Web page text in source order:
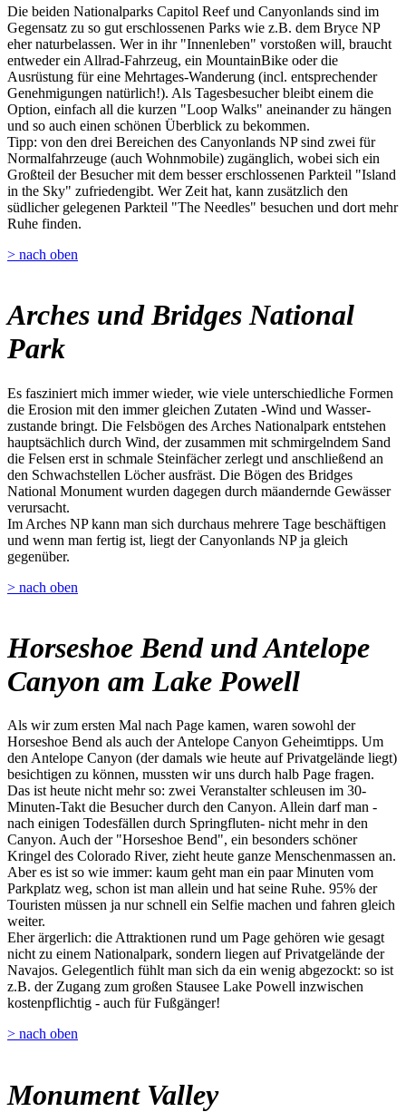
Die beiden Nationalparks Capitol Reef und Canyonlands sind im
Gegensatz zu so gut erschlossenen Parks wie z.B. dem Bryce NP
eher naturbelassen. Wer in ihr "Innenleben" vorstoßen will, braucht
entweder ein Allrad-Fahrzeug, ein MountainBike oder die
Ausrüstung für eine Mehrtages-Wanderung (incl. entsprechender
Genehmigungen natürlich!). Als Tagesbesucher bleibt einem die
Option, einfach all die kurzen "Loop Walks" aneinander zu hängen
und so auch einen schönen Überblick zu bekommen.
Tipp: von den drei Bereichen des Canyonlands NP sind zwei für
Normalfahrzeuge (auch Wohnmobile) zugänglich, wobei sich ein
Großteil der Besucher mit dem besser erschlossenen Parkteil "Island
in the Sky" zufriedengibt. Wer Zeit hat, kann zusätzlich den
südlicher gelegenen Parkteil "The Needles" besuchen und dort mehr
Ruhe finden.
> nach oben
Arches und Bridges National
Park
Es fasziniert mich immer wieder, wie viele unterschiedliche Formen
die Erosion mit den immer gleichen Zutaten -Wind und Wasser-
zustande bringt. Die Felsbögen des Arches Nationalpark entstehen
hauptsächlich durch Wind, der zusammen mit schmirgelndem Sand
die Felsen erst in schmale Steinfächer zerlegt und anschließend an
den Schwachstellen Löcher ausfräst. Die Bögen des Bridges
National Monument wurden dagegen durch mäandernde Gewässer
verursacht.
Im Arches NP kann man sich durchaus mehrere Tage beschäftigen
und wenn man fertig ist, liegt der Canyonlands NP ja gleich
gegenüber.
> nach oben
Horseshoe Bend und Antelope
Canyon am Lake Powell
Als wir zum ersten Mal nach Page kamen, waren sowohl der
Horseshoe Bend als auch der Antelope Canyon Geheimtipps. Um
den Antelope Canyon (der damals wie heute auf Privatgelände liegt)
besichtigen zu können, mussten wir uns durch halb Page fragen.
Das ist heute nicht mehr so: zwei Veranstalter schleusen im 30-
Minuten-Takt die Besucher durch den Canyon. Allein darf man -
nach einigen Todesfällen durch Springfluten- nicht mehr in den
Canyon. Auch der "Horseshoe Bend", ein besonders schöner
Kringel des Colorado River, zieht heute ganze Menschenmassen an.
Aber es ist so wie immer: kaum geht man ein paar Minuten vom
Parkplatz weg, schon ist man allein und hat seine Ruhe. 95% der
Touristen müssen ja nur schnell ein Selfie machen und fahren gleich
weiter.
Eher ärgerlich: die Attraktionen rund um Page gehören wie gesagt
nicht zu einem Nationalpark, sondern liegen auf Privatgelände der
Navajos. Gelegentlich fühlt man sich da ein wenig abgezockt: so ist
z.B. der Zugang zum großen Stausee Lake Powell inzwischen
kostenpflichtig - auch für Fußgänger!
> nach oben
Monument Valley